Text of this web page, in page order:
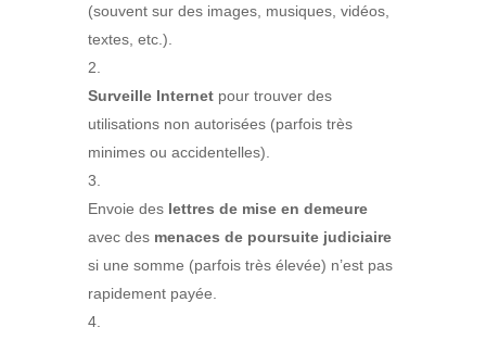
(souvent sur des images, musiques, vidéos,
textes, etc.).
Surveille Internetpour trouver des
utilisations non autorisées (parfois très
minimes ou accidentelles).
Envoie des lettres de mise en demeure
avec des menaces de poursuite judiciaire
si une somme (parfois très élevée) n’est pas
rapidement payée.